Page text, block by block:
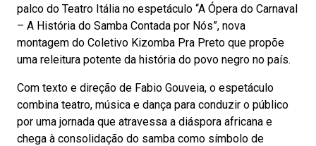
palco do Teatro Itália no espetáculo “A Ópera do Carnaval
– A História do Samba Contada por Nós”, nova
montagem do Coletivo Kizomba Pra Preto que propõe
uma releitura potente da história do povo negro no país.
Com texto e direção de Fabio Gouveia, o espetáculo
combina teatro, música e dança para conduzir o público
por uma jornada que atravessa a diáspora africana e
chega à consolidação do samba como símbolo de